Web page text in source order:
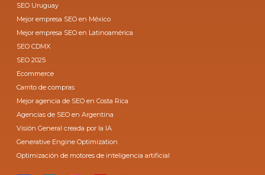
SEO Uruguay
Mejor empresa SEO en México
Mejor empresa SEO en Latinoamérica
SEO CDMX
SEO 2025
Ecommerce
Carrito de compras
Mejor agencia de SEO en Costa Rica
Agencias de SEO en Argentina
Visión General creada por la IA
Generative Engine Optimization
Optimización de motores de inteligencia artificial